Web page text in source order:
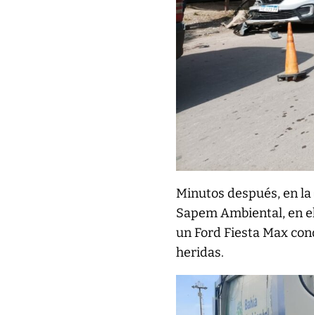
Minutos después, en
Sapem Ambiental, en
un Ford Fiesta Max
heridas.